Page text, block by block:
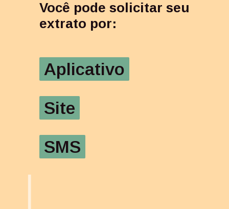
Você pode solicitar seu
extrato por:
Aplicativo
Site
SMS
Aplicativo
Site
SMS